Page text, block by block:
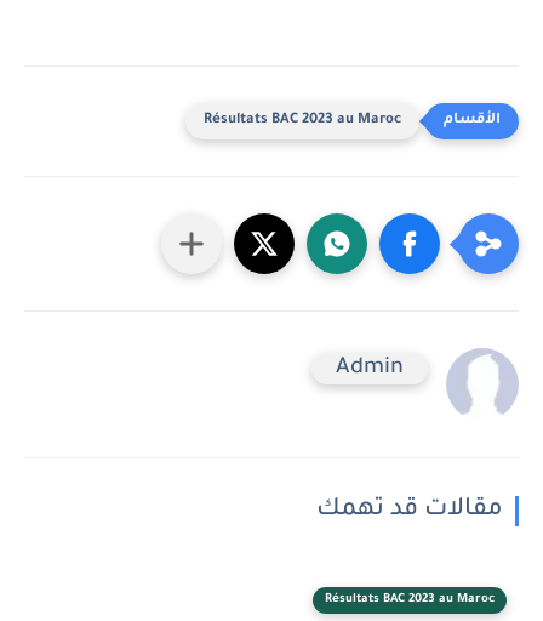
Résultats BAC 2023 au Maroc
Admin
مقالات قد تهمك
Résultats BAC 2023 au Maroc